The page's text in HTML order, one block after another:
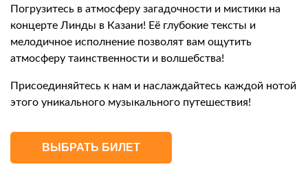
Погрузитесь в атмосферу загадочности и мистики на
концерте Линды в Казани! Её глубокие тексты и
мелодичное исполнение позволят вам ощутить
атмосферу таинственности и волшебства!
Присоединяйтесь к нам и наслаждайтесь каждой нотой
этого уникального музыкального путешествия!
ВЫБРАТЬ БИЛЕТ